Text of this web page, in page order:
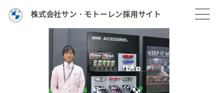
株式会社サン・モトーレン採用サイト